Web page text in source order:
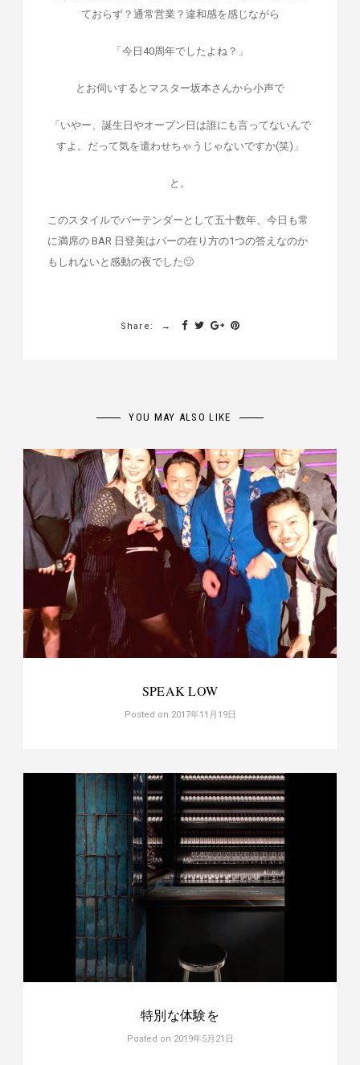
ておらず？通常営業？違和感を感じながら
「今日40周年でしたよね？」
とお伺いするとマスター坂本さんから小声で
「いやー、誕生日やオープン日は誰にも言ってないんで
すよ。だって気を遣わせちゃうじゃないですか(笑)」
と。
このスタイルでバーテンダーとして五十数年、今日も常
に満席の BAR 日登美はバーの在り方の1つの答えなのか
もしれないと感動の夜でした🙂
Share:
YOU MAY ALSO LIKE
SPEAK LOW
Posted on 2017年11月19日
特別な体験を
Posted on 2019年5月21日